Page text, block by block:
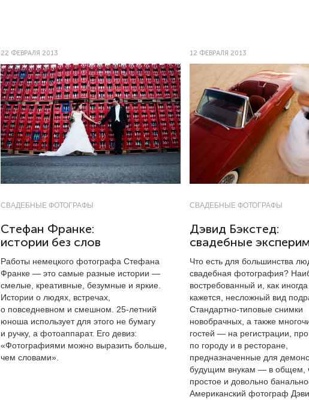
22 ФЕВРАЛЯ 2013
СВАДЕБНЫЕ ФОТОГРАФЫ
Стефан Франке:
истории без слов
Работы немецкого фотографа Стефана
Франке — это самые разные истории —
смелые, креативные, безумные и яркие.
Истории о людях, встречах,
о повседневном и смешном. 25-летний
юноша использует для этого не бумагу
и ручку, а фотоаппарат. Его девиз:
«Фотографиями можно выразить больше,
чем словами».
12 ФЕВРАЛЯ 2013
СВАДЕБНЫЕ ФОТОГРАФЫ
Дэвид Бэкстед:
свадебные
Что есть для большинства
свадебная фотография?
востребованный и, как
кажется, несложный вид
Стандартно-типовые снимки
новобрачных, а также
гостей — на регистрации,
по городу и в ресторане,
предназначенные для
будущим внукам — в общем,
простое и довольно
Американский фотограф